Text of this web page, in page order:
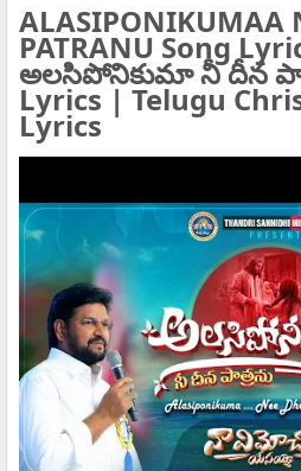
ALASIPONIKUMAA
PATRANU Song
అలసిపోనికుమా నీ దీన
Lyrics | Telugu
Lyrics